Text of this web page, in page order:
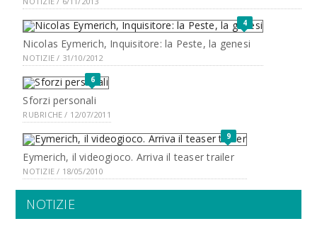
4
Nicolas Eymerich, Inquisitore: la Peste, la genesi
NOTIZIE / 31/10/2012
6
Sforzi personali
RUBRICHE / 12/07/2011
9
Eymerich, il videogioco. Arriva il teaser trailer
NOTIZIE / 18/05/2010
NOTIZIE